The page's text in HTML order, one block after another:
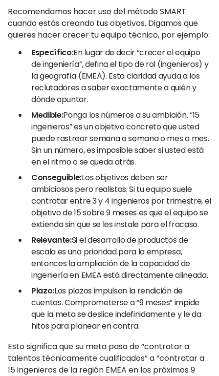
Recomendamos hacer uso del método SMART
cuando estás creando tus objetivos. Digamos que
quieres hacer crecer tu equipo técnico, por ejemplo:
Específico:En lugar de decir “crecer el equipo
de ingeniería”, defina el tipo de rol (ingenieros) y
la geografía (EMEA). Esta claridad ayuda a los
reclutadores a saber exactamente a quién y
dónde apuntar.
Medible:Ponga los números a su ambición. “15
ingenieros” es un objetivo concreto que usted
puede rastrear semana a semana o mes a mes.
Sin un número, es imposible saber si usted está
en el ritmo o se queda atrás.
Conseguible:Los objetivos deben ser
ambiciosos pero realistas. Si tu equipo suele
contratar entre 3 y 4 ingenieros por trimestre, el
objetivo de 15 sobre 9 meses es que el equipo se
extienda sin que se les instale para el fracaso.
Relevante:Si el desarrollo de productos de
escala es una prioridad para la empresa,
entonces la ampliación de la capacidad de
ingeniería en EMEA está directamente alineada.
Plazo:Los plazos impulsan la rendición de
cuentas. Comprometerse a “9 meses” impide
que la meta se deslice indefinidamente y le da
hitos para planear en contra.
Esto significa que su meta pasa de “contratar a
talentos técnicamente cualificados” a “contratar a
15 ingenieros de la región EMEA en los próximos 9